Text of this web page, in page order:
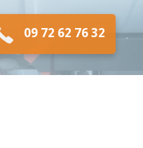
09 72 62 76 32